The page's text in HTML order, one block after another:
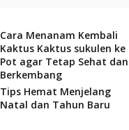
Cara Menanam Kembali
Kaktus Kaktus sukulen ke
Pot agar Tetap Sehat dan
Berkembang
Tips Hemat Menjelang
Natal dan Tahun Baru